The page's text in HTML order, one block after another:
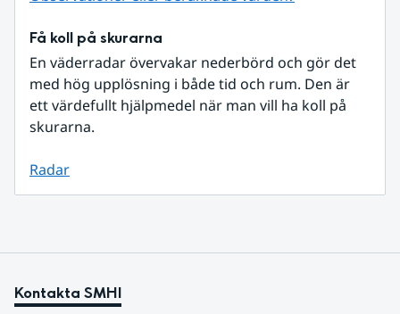
Få koll på skurarna
En väderradar övervakar nederbörd och gör det
med hög upplösning i både tid och rum. Den är
ett värdefullt hjälpmedel när man vill ha koll på
skurarna.
Radar
Kontakta SMHI